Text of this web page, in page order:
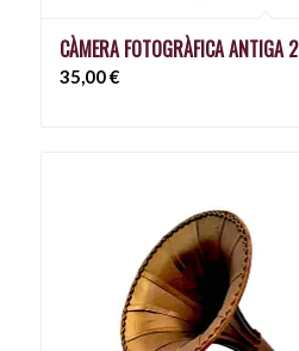
CÀMERA FOTOGRÀFICA ANTIGA 2
35,00€